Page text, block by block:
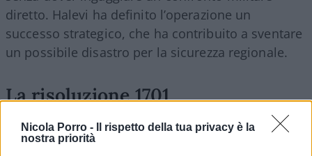
Nicola Porro -
Il rispetto della tua privacy è la
nostra priorità
diretto. Halevi ha definito l’operazione un
successo strategico, che ha contribuito a sventare
un possibile disastro per la sicurezza regionale.
La risoluzione 1701
Tuttavia, gli eventi hanno sollevato domande